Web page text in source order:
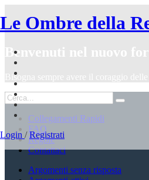
Le Ombre della
Login / Registrati
Benvenuti nel nuovo
Bisogna sempre avere il coraggio
Collegamenti Rapidi
FAQ
Regole
Contattaci
Argomenti senza risposta